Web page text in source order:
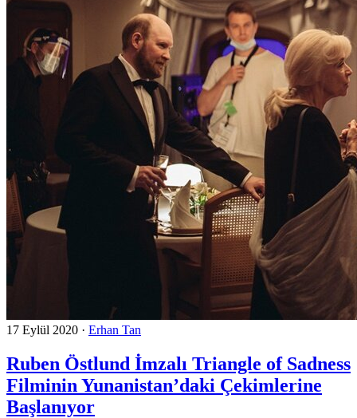
17 Eylül 2020 · Erhan Tan
Ruben Östlund İmzalı Triangle of Sadness
Filminin Yunanistan’daki Çekimlerine
Başlanıyor